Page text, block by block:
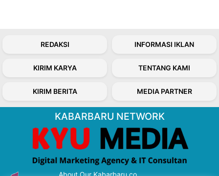
REDAKSI INFORMASI IKLAN
KIRIM KARYA TENTANG KAMI
KIRIM BERITA MEDIA PARTNER
KABARBARU NETWORK
About Our Kabarbaru.co